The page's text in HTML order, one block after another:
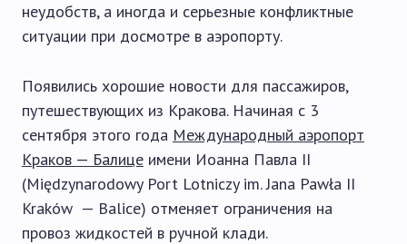
неудобств, а иногда и серьезные конфликтные
ситуации при досмотре в аэропорту.
Появились хорошие новости для пассажиров,
путешествующих из Кракова. Начиная с 3
сентября этого года Международный аэропорт
Краков — Балице имени Иоанна Павла II
(Międzynarodowy Port Lotniczy im. Jana Pawła II
Kraków — Balice) отменяет ограничения на
провоз жидкостей в ручной клади.